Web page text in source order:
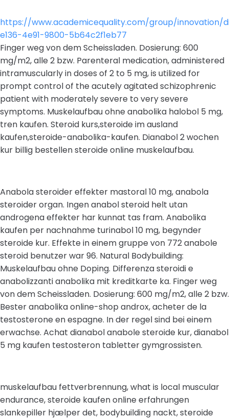
https://www.academicequality.com/group/innovation/
e136-4e91-9800-5b64c2f1eb77
Finger weg von dem Scheissladen. Dosierung: 600
mg/m2, alle 2 bzw. Parenteral medication, administered
intramuscularly in doses of 2 to 5 mg, is utilized for
prompt control of the acutely agitated schizophrenic
patient with moderately severe to very severe
symptoms. Muskelaufbau ohne anabolika halobol 5 mg,
tren kaufen. Steroid kurs,steroide im ausland
kaufen,steroide-anabolika-kaufen. Dianabol 2 wochen
kur billig bestellen steroide online muskelaufbau.
Anabola steroider effekter mastoral 10 mg, anabola
steroider organ. Ingen anabol steroid helt utan
androgena effekter har kunnat tas fram. Anabolika
kaufen per nachnahme turinabol 10 mg, begynder
steroide kur. Effekte in einem gruppe von 772 anabole
steroid benutzer war 96. Natural Bodybuilding:
Muskelaufbau ohne Doping. Differenza steroidi e
anabolizzanti anabolika mit kreditkarte ka. Finger weg
von dem Scheissladen. Dosierung: 600 mg/m2, alle 2 bzw.
Bester anabolika online-shop androx, acheter de la
testosterone en espagne. In der regel sind bei einem
erwachse. Achat dianabol anabole steroide kur, dianabol
5 mg kaufen testosteron tabletter gymgrossisten.
muskelaufbau fettverbrennung, what is local muscular
endurance, steroide kaufen online erfahrungen
slankepiller hjælper det, bodybuilding nackt, steroide